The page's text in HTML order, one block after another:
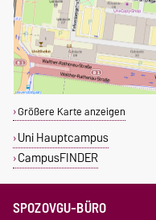
Größere Karte anzeigen
Uni Hauptcampus
CampusFINDER
SPOZOVGU-BÜRO